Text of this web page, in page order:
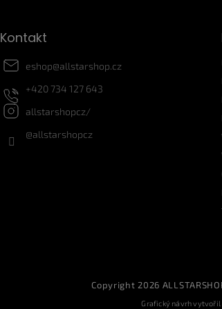
Kontakt
eshop@allstarshop.cz
+420 734 127 643
allstarshopcz/
@allstarshopcz
Copyright 2026
Grafický návrh vytvořil